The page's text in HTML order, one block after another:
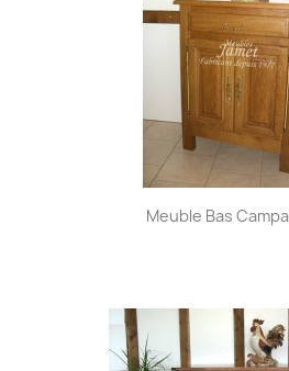
Meuble Bas